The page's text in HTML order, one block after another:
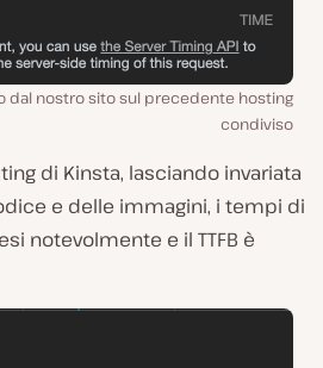
dal nostro sito sul precedente hosting
condiviso
di Kinsta, lasciando invariata
e delle immagini, i tempi di
notevolmente e il TTFB è